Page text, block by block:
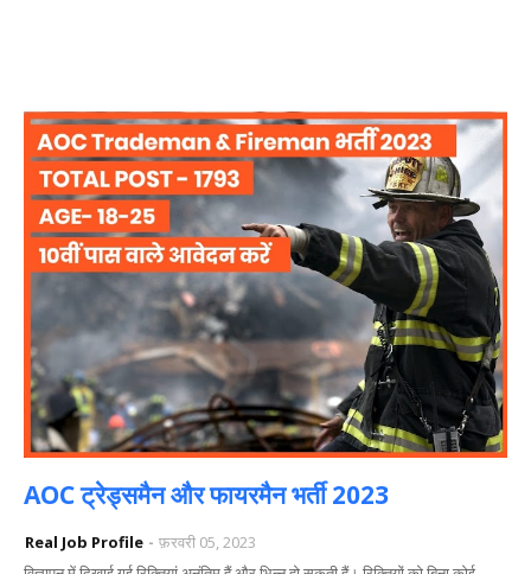
AOC ट्रेड्समैन और फायरमैन भर्ती 2023
Real Job Profile
फ़रवरी 05, 2023